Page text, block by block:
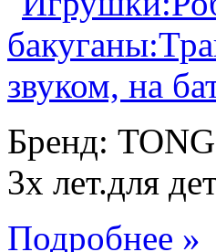
Бренд:
3х лет.для
Подробнее »